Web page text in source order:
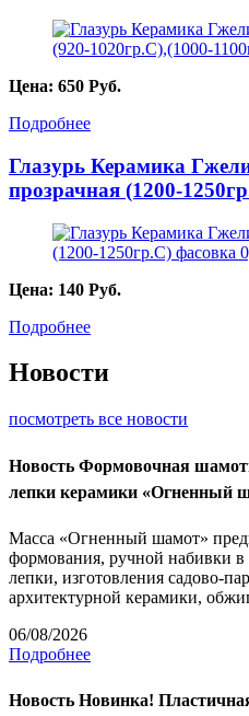
Цена: 650 Руб.
Подробнее
Глазурь Керамика
прозрачная (1200-
Цена: 140 Руб.
Подробнее
Новости
посмотреть все новости
Новость Формовочная
лепки керамики «Огненный
Масса «Огненный шамот»
формования, ручной набивки
лепки, изготовления садово-
архитектурной керамики,
06/08/2026
Подробнее
Новость Новинка!